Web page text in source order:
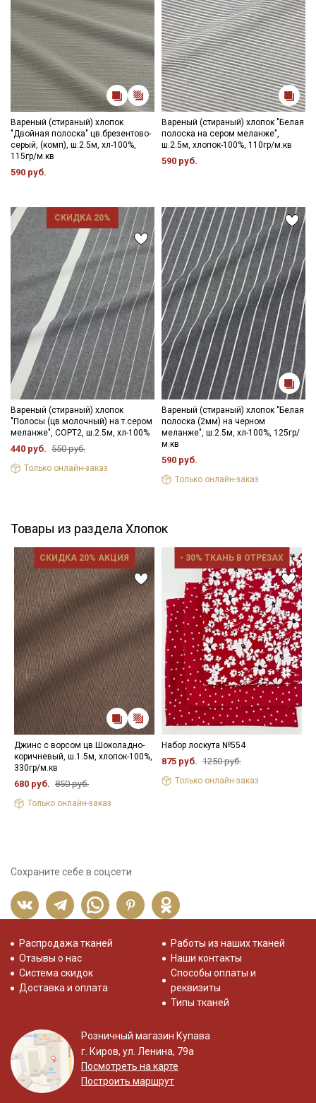
Вареный (стираный) хлопок
"Двойная полоска" цв.брезентово-
серый, (комп), ш.2.5м, хл-100%,
115гр/м.кв
590 руб.
Вареный (стираный) хлопок "Белая
полоска на сером меланже",
ш.2.5м, хлопок-100%, 110гр/м.кв
590 руб.
СКИДКА 20%
Вареный (стираный) хлопок
"Полосы (цв.молочный) на т.сером
меланже", СОРТ2, ш.2.5м, хл-100%
440 руб. 550 руб.
Только онлайн-заказ
Вареный (стираный) хлопок "Белая
полоска (2мм) на черном
меланже", ш.2.5м, хл-100%, 125гр/
м.кв
590 руб.
Только онлайн-заказ
Товары из раздела Хлопок
СКИДКА 20% АКЦИЯ
Джинс с ворсом цв.Шоколадно-
коричневый, ш.1.5м, хлопок-100%,
330гр/м.кв
680 руб. 850 руб.
Только онлайн-заказ
- 30% ТКАНЬ В ОТРЕЗАХ
Набор лоскута №554
875 руб. 1250 руб.
Только онлайн-заказ
Сохраните себе в соцсети
Распродажа тканей
Отзывы о нас
Система скидок
Доставка и оплата
Работы из наших тканей
Наши контакты
Способы оплаты и
реквизиты
Типы тканей
Розничный магазин Купава
г. Киров, ул. Ленина, 79а
Посмотреть на карте
Построить маршрут